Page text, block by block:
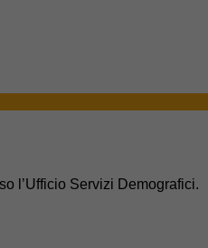
l’Ufficio Servizi Demografici.